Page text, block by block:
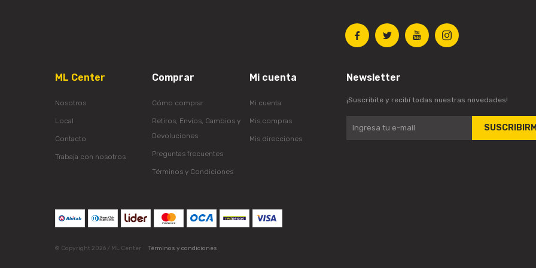
   
ML Center
Nosotros
Local
Contacto
Trabaja con nosotros
Comprar
Cómo comprar
Retiros, Envíos, Cambios y
Devoluciones
Preguntas frecuentes
Términos y Condiciones
Mi cuenta
Mi cuenta
Mis compras
Mis direcciones
Newsletter
¡Suscribite y recibí todas nuestras novedades!
© Copyright 2026 / ML Center Términos y condiciones